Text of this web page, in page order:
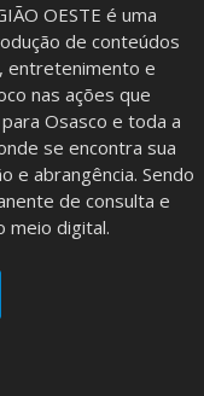
OESTE é uma
de conteúdos
entretenimento e
nas ações que
Osasco e toda a
se encontra sua
e abrangência. Sendo
de consulta e
meio digital.